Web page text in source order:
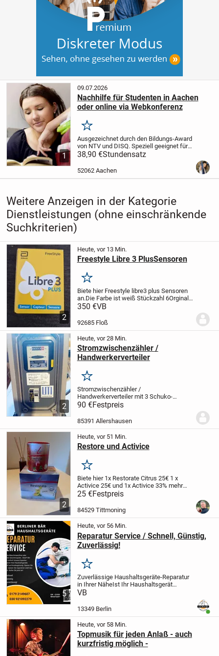
1
09.07.2026
Nachhilfe für Studenten in Aachen
oder online via Webkonferenz
Merken
Ausgezeichnet durch den Bildungs-Award
von NTV und DISQ. Speziell geeignet für
Studierende an der RWTH Aachen und der
OptimalNachhilfe:
38,90 €Stundensatz
52062 Aachen
Weitere Anzeigen in der Kategorie
Dienstleistungen (ohne einschränkende
Suchkriterien)
2
Heute, vor 13 Min.
Freestyle Libre 3 PlusSensoren
Merken
Biete hier Freestyle libre3 plus Sensoren
an.Die Farbe ist weiß Stückzahl 6Orginal
verpackt u Neuwertig.
350 €VB
92685 Floß
2
Heute, vor 28 Min.
Stromzwischenzähler /
Handwerkerverteiler
Merken
Stromzwischenzähler /
Handwerkerverteiler mit 3 Schuko-
Einsteckplätzenzum Nachweis des
Stromverbrauchs.
verbraucht, also fast neu.
Handwerkerverteiler mit 3...
90 €Festpreis
85391 Allershausen
2
Heute, vor 51 Min.
Restore und Activice
Merken
Biete hier 1x Restorate Citrus 25€ 1 x
Activice 25€ und 1x Activice 33% mehr
Inhalt 31€Privatverkauf keine
Rücknahme oder Garantie
25 €Festpreis
84529 Tittmoning
5
Heute, vor 56 Min.
Reparatur Service / Schnell, Günstig,
Zuverlässig!
Merken
Zuverlässige Haushaltsgeräte-Reparatur
in Ihrer NäheIst Ihr Haushaltsgerät
defekt? Keine Sorge! Unser erfahrenes
günstigem Service zur Seite. Wir
verstehen, wie...
VB
13349 Berlin
Heute, vor 58 Min.
Topmusik für jeden Anlaß - auch
kurzfristig möglich -